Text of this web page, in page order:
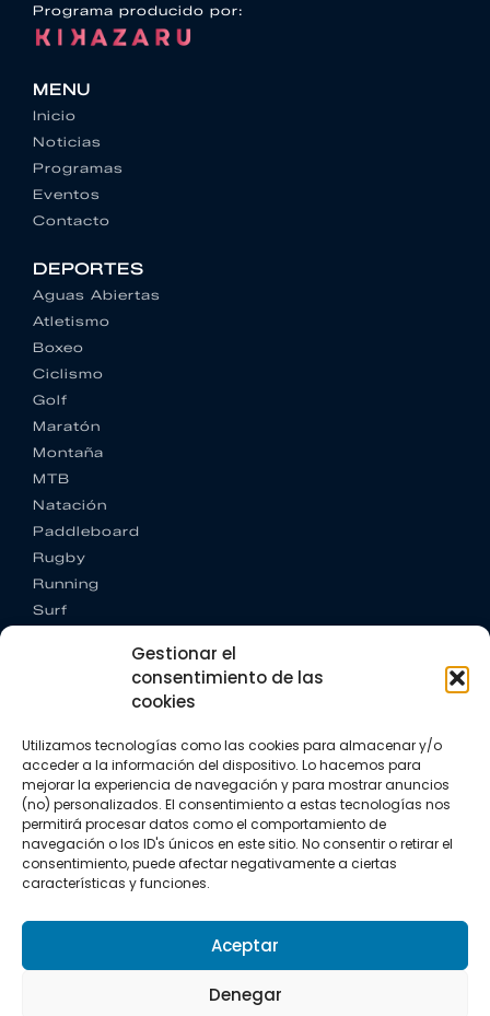
Gestionar el
consentimiento de las
cookies
Utilizamos tecnologías como las cookies para almacenar y/o
acceder a la información del dispositivo. Lo hacemos para
mejorar la experiencia de navegación y para mostrar anuncios
(no) personalizados. El consentimiento a estas tecnologías nos
permitirá procesar datos como el comportamiento de
navegación o los ID's únicos en este sitio. No consentir o retirar el
consentimiento, puede afectar negativamente a ciertas
características y funciones.
Aceptar
Denegar
Programa producido por:
MENU
Inicio
Noticias
Programas
Eventos
Contacto
DEPORTES
Aguas Abiertas
Atletismo
Boxeo
Ciclismo
Golf
Maratón
Montaña
MTB
Natación
Paddleboard
Rugby
Running
Surf
CONTACTO
+34 662 342 177
info@vkssport.com
SÍGUENOS
Política de privacidad
Política de cookies